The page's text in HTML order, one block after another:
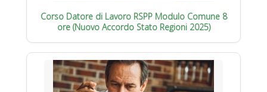
Corso Datore di Lavoro RSPP Modulo Comune 8
ore (Nuovo Accordo Stato Regioni 2025)